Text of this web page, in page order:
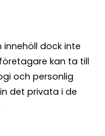
dock inte
kan ta till
och personlig
det privata i de